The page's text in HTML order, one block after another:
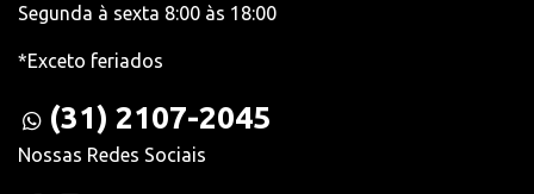
Segunda à sexta 8:00 às 18:00
*Exceto feriados
(31) 2107-2045
Nossas Redes Sociais